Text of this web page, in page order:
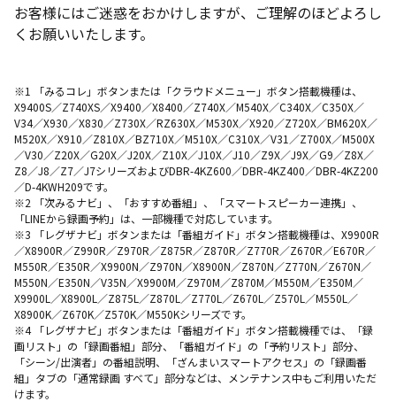
お客様にはご迷惑をおかけしますが、ご理解のほどよろし
くお願いいたします。
※1 「みるコレ」ボタンまたは「クラウドメニュー」ボタン搭載機種は、
X9400S／Z740XS／X9400／X8400／Z740X／M540X／C340X／C350X／
V34／X930／X830／Z730X／RZ630X／M530X／X920／Z720X／BM620X／
M520X／X910／Z810X／BZ710X／M510X／C310X／V31／Z700X／M500X
／V30／Z20X／G20X／J20X／Z10X／J10X／J10／Z9X／J9X／G9／Z8X／
Z8／J8／Z7／J7シリーズおよびDBR-4KZ600／DBR-4KZ400／DBR-4KZ200
／D-4KWH209です。
※2 「次みるナビ」、「おすすめ番組」、「スマートスピーカー連携」、
「LINEから録画予約」は、一部機種で対応しています。
※3 「レグザナビ」ボタンまたは「番組ガイド」ボタン搭載機種は、X9900R
／X8900R／Z990R／Z970R／Z875R／Z870R／Z770R／Z670R／E670R／
M550R／E350R／X9900N／Z970N／X8900N／Z870N／Z770N／Z670N／
M550N／E350N／V35N／X9900M／Z970M／Z870M／M550M／E350M／
X9900L／X8900L／Z875L／Z870L／Z770L／Z670L／Z570L／M550L／
X8900K／Z670K／Z570K／M550Kシリーズです。
※4 「レグザナビ」ボタンまたは「番組ガイド」ボタン搭載機種では、「録
画リスト」の「録画番組」部分、「番組ガイド」の「予約リスト」部分、
「シーン/出演者」の番組説明、「ざんまいスマートアクセス」の「録画番
組」タブの「通常録画 すべて」部分などは、メンテナンス中もご利用いただ
けます。